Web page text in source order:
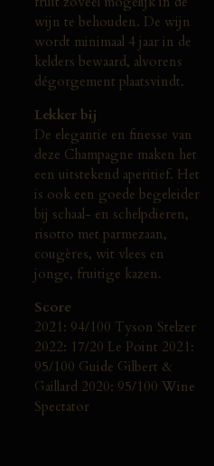
wijn te behouden. De wijn
wordt minimaal 4 jaar in de
kelders bewaard, alvorens
dégorgement plaatsvindt.
Lekker bij
De elegantie en finesse van
deze Champagne maken het
een uitstekend aperitief. Het
is ook een goede begeleider
bij schaal- en schelpdieren,
risotto met parmezaan,
cougères, wit vlees en
jonge, fruitige kazen.
Score
2021: 94/100 Tyson Stelzer
2022: 17/20 Le Point 2021:
95/100 Guide Gilbert &
Gaillard 2020: 95/100 Wine
Spectator